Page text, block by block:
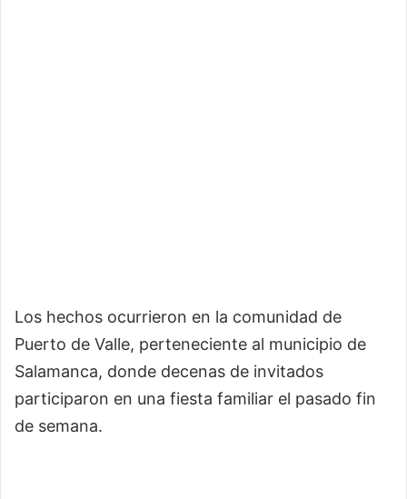
Los hechos ocurrieron en la comunidad de
Puerto de Valle, perteneciente al municipio de
Salamanca, donde decenas de invitados
participaron en una fiesta familiar el pasado fin
de semana.